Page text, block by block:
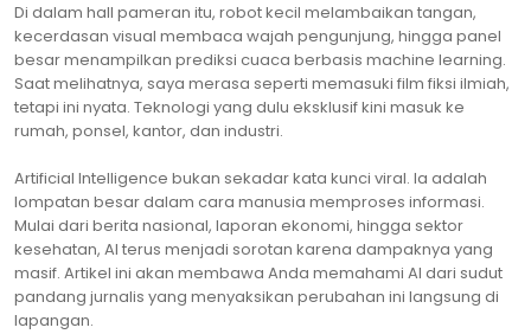
Di dalam hall pameran itu, robot kecil melambaikan tangan,
kecerdasan visual membaca wajah pengunjung, hingga panel
besar menampilkan prediksi cuaca berbasis machine learning.
Saat melihatnya, saya merasa seperti memasuki film fiksi ilmiah,
tetapi ini nyata. Teknologi yang dulu eksklusif kini masuk ke
rumah, ponsel, kantor, dan industri.
Artificial Intelligence bukan sekadar kata kunci viral. Ia adalah
lompatan besar dalam cara manusia memproses informasi.
Mulai dari berita nasional, laporan ekonomi, hingga sektor
kesehatan, AI terus menjadi sorotan karena dampaknya yang
masif. Artikel ini akan membawa Anda memahami AI dari sudut
pandang jurnalis yang menyaksikan perubahan ini langsung di
lapangan.